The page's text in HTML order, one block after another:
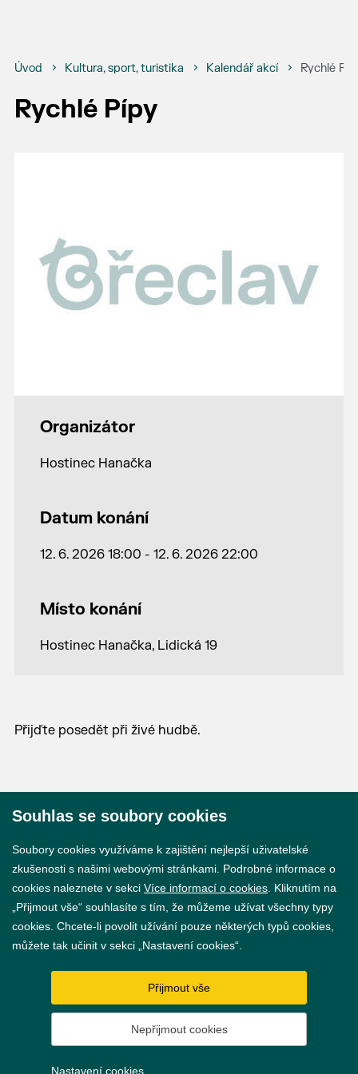
Úvod Kultura, sport, turistika Kalendář akcí Rychlé
Rychlé Pípy
Organizátor
Hostinec Hanačka
Datum konání
12. 6. 2026 18:00 - 12. 6. 2026 22:00
Místo konání
Hostinec Hanačka, Lidická 19
Přijďte posedět při živé hudbě.
GDPR
Nastavení cookies
Souhlas se soubory cookies
Soubory cookies využíváme k zajištění nejlepší uživatelské
zkušenosti s našimi webovými stránkami. Podrobné informace o
cookies naleznete v sekci Více informací o cookies . Kliknutím na
„Přijmout vše“ souhlasíte s tím, že můžeme užívat všechny typy
cookies. Chcete-li povolit užívání pouze některých typů cookies,
můžete tak učinit v sekci „Nastavení cookies“.
Přijmout vše
Nepřijmout cookies
Nastavení cookies